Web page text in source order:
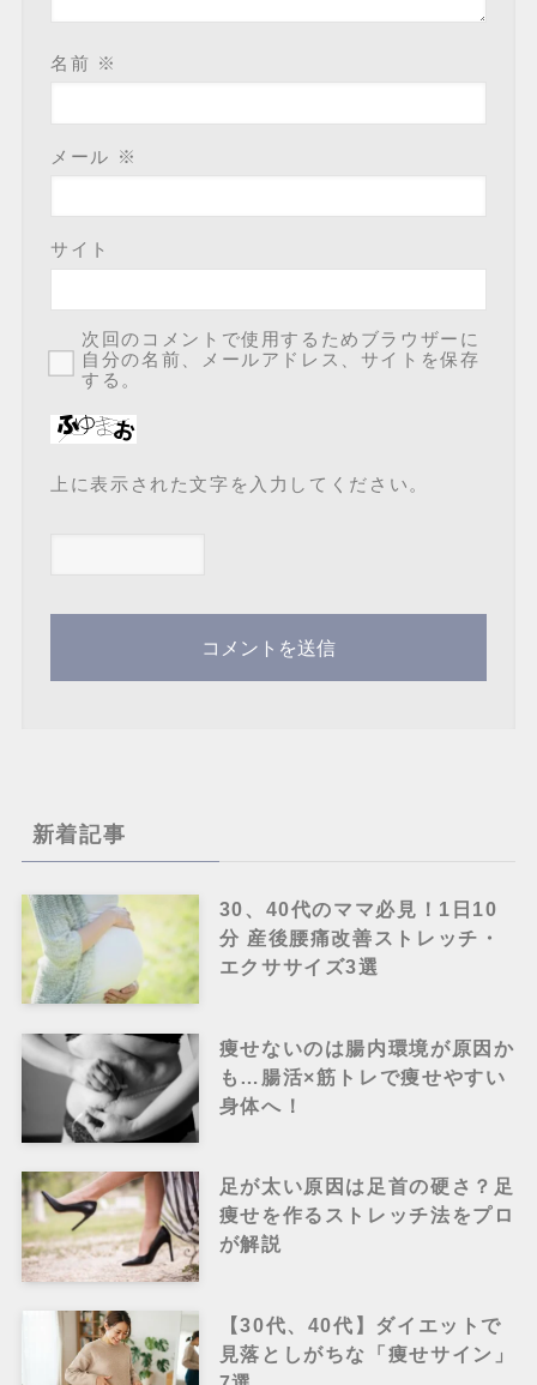
名前 ※
メール ※
サイト
次回のコメントで使用するためブラウザーに
自分の名前、メールアドレス、サイトを保存
する。
上に表示された文字を入力してください。
新着記事
30、40代のママ必見！1日10
分 産後腰痛改善ストレッチ・
エクササイズ3選
痩せないのは腸内環境が原因か
も…腸活×筋トレで痩せやすい
身体へ！
足が太い原因は足首の硬さ？足
痩せを作るストレッチ法をプロ
が解説
【30代、40代】ダイエットで
見落としがちな「痩せサイン」